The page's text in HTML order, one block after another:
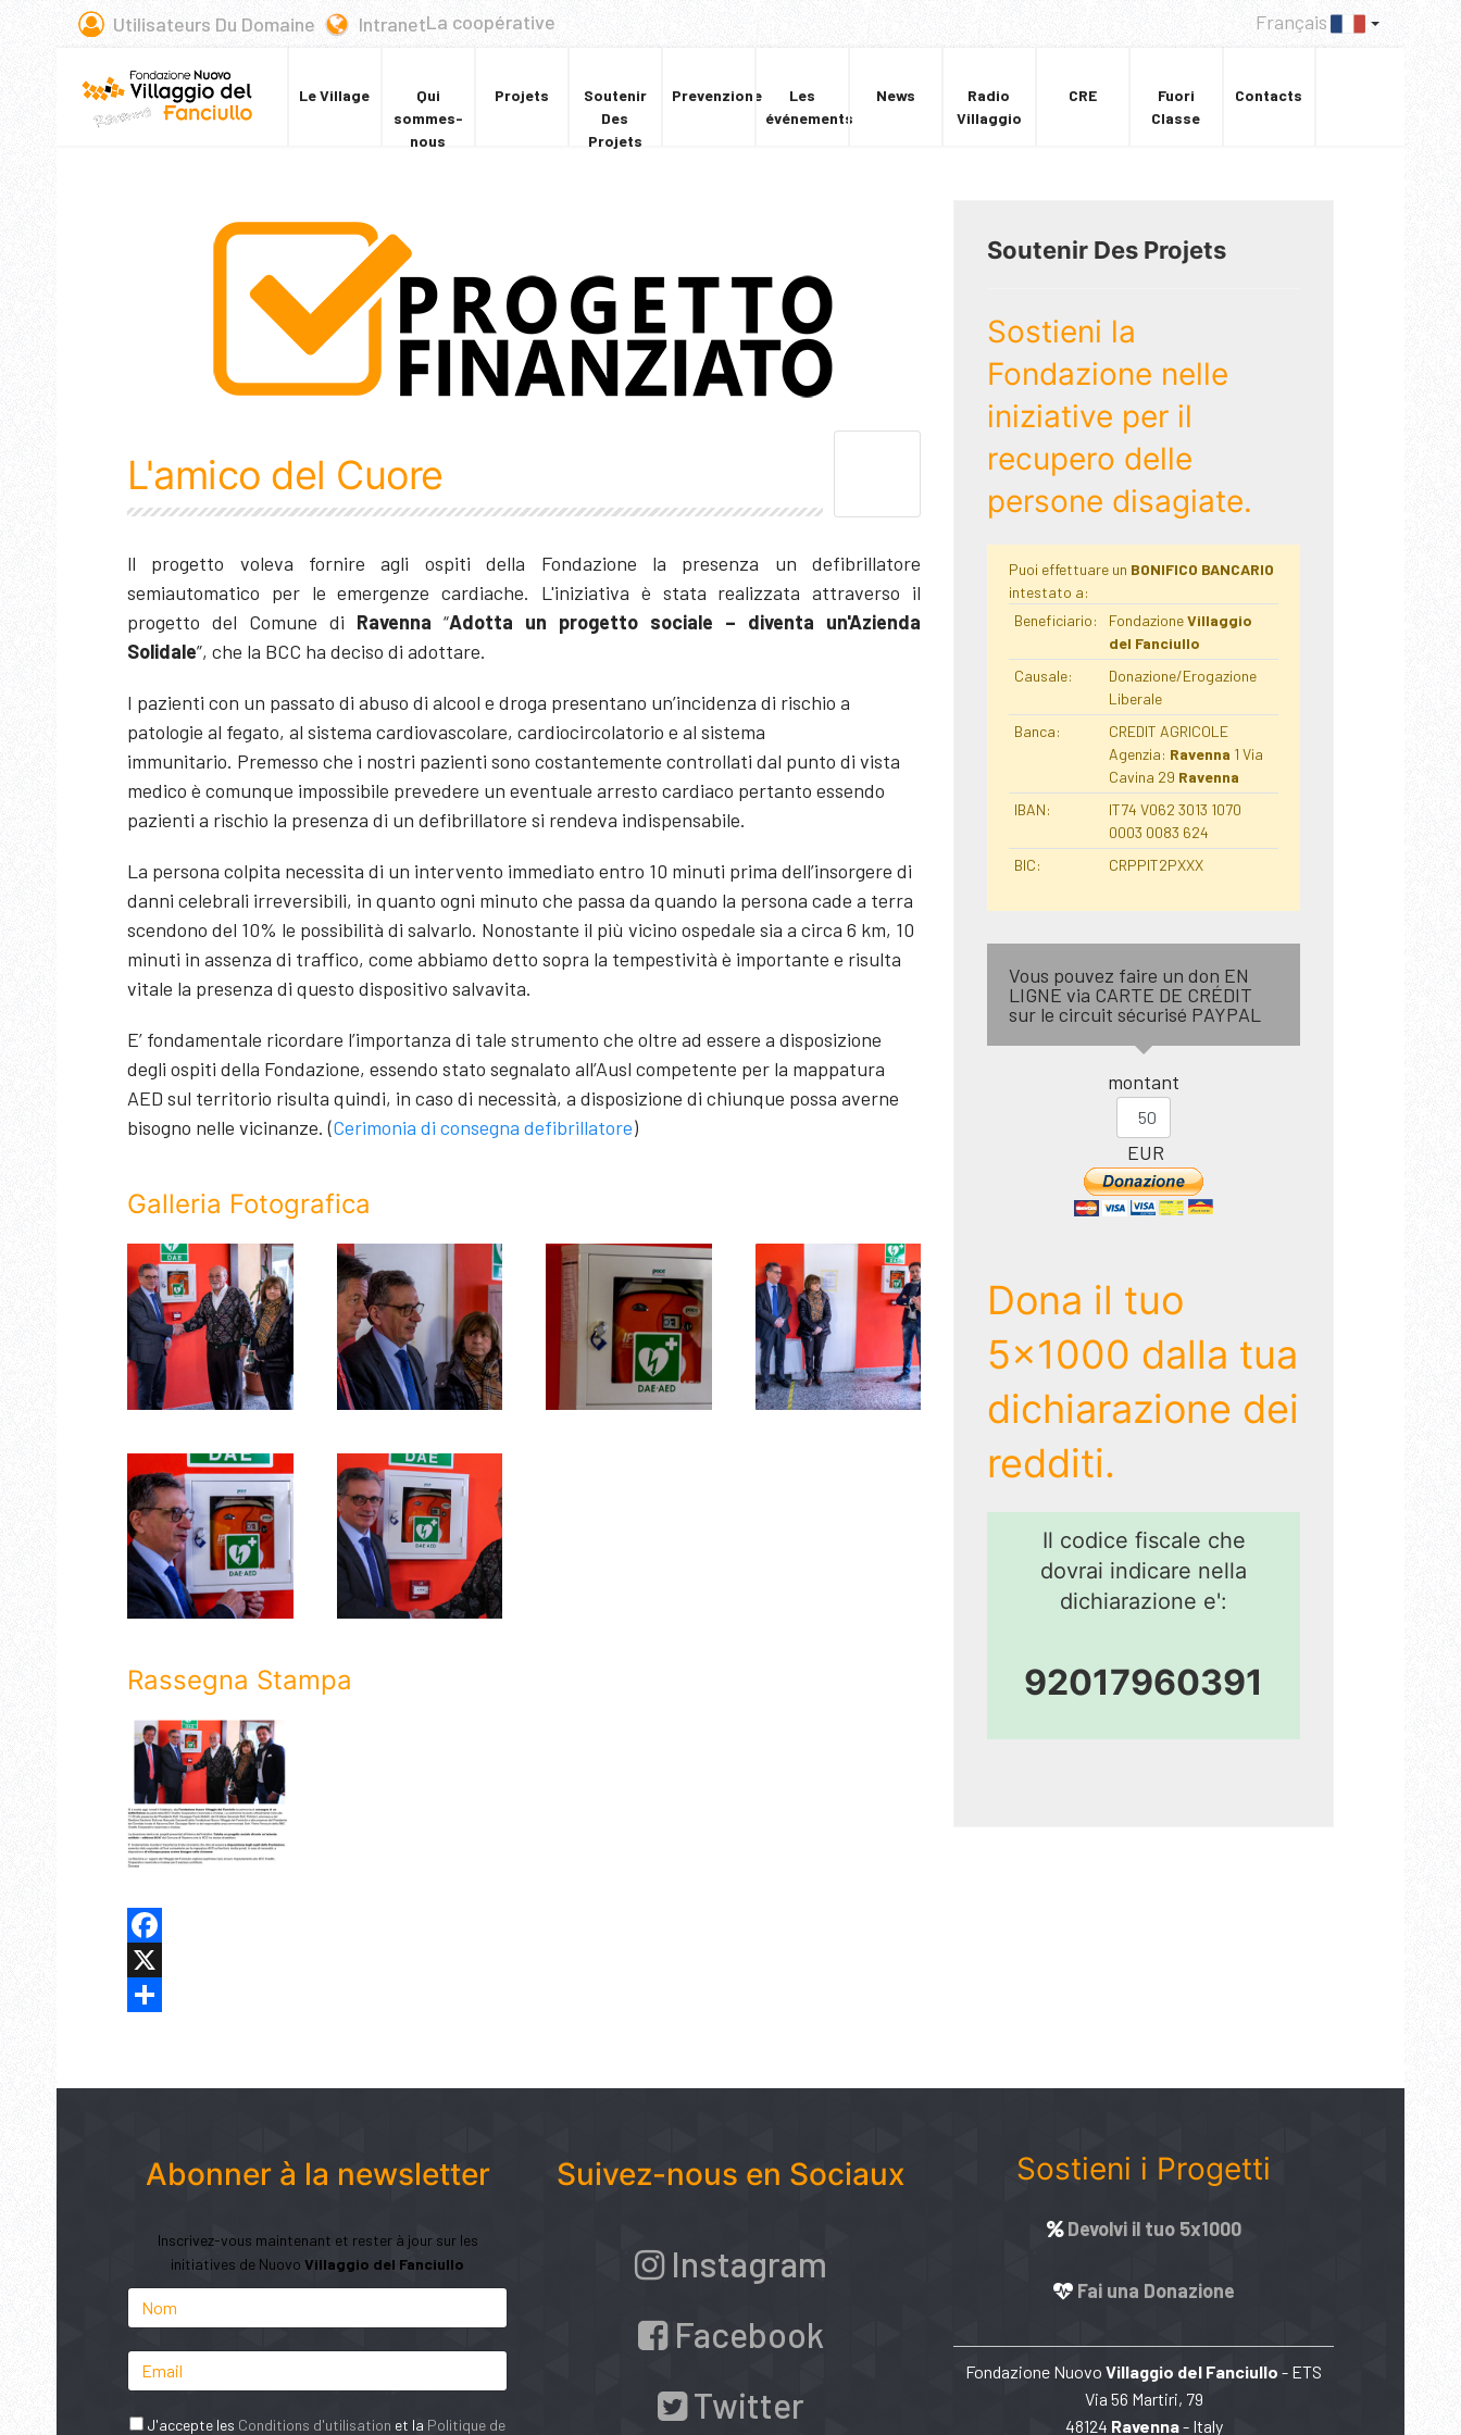
Utilisateurs Du Domaine IntranetLa coopérative Français
Le Village
Qui
sommes-
nous
Projets
Soutenir
Des
Projets
Prevenzione
Les
événements
News
Radio
Villaggio
CRE
Fuori
Classe
Contacts
L'amico del Cuore
ll progetto voleva fornire agli ospiti della Fondazione la presenza un defibrillatore
semiautomatico per le emergenze cardiache. L'iniziativa è stata realizzata attraverso il
progetto del Comune di Ravenna “Adotta un progetto sociale – diventa un'Azienda
Solidale”, che la BCC ha deciso di adottare.
I pazienti con un passato di abuso di alcool e droga presentano un’incidenza di rischio a
patologie al fegato, al sistema cardiovascolare, cardiocircolatorio e al sistema
immunitario. Premesso che i nostri pazienti sono costantemente controllati dal punto di vista
medico è comunque impossibile prevedere un eventuale arresto cardiaco pertanto essendo
pazienti a rischio la presenza di un defibrillatore si rendeva indispensabile.
La persona colpita necessita di un intervento immediato entro 10 minuti prima dell’insorgere di
danni celebrali irreversibili, in quanto ogni minuto che passa da quando la persona cade a terra
scendono del 10% le possibilità di salvarlo. Nonostante il più vicino ospedale sia a circa 6 km, 10
minuti in assenza di traffico, come abbiamo detto sopra la tempestività è importante e risulta
vitale la presenza di questo dispositivo salvavita.
E’ fondamentale ricordare l’importanza di tale strumento che oltre ad essere a disposizione
degli ospiti della Fondazione, essendo stato segnalato all’Ausl competente per la mappatura
AED sul territorio risulta quindi, in caso di necessità, a disposizione di chiunque possa averne
bisogno nelle vicinanze. (Cerimonia di consegna defibrillatore)
Galleria Fotografica
Rassegna Stampa
Facebook
X
Soutenir Des Projets
Sostieni la
Fondazione nelle
iniziative per il
recupero delle
persone disagiate.
Puoi effettuare un BONIFICO BANCARIO
intestato a:
Beneficiario:
FondazioneVillaggio
del Fanciullo
Causale:
Donazione/Erogazione
Liberale
Banca:
CREDIT AGRICOLE
Agenzia: Ravenna 1 Via
Cavina 29 Ravenna
IBAN:
IT74 V062 3013 1070
0003 0083 624
BIC:
CRPPIT2PXXX
Vous pouvez faire un don EN
LIGNE via CARTE DE CRÉDIT
sur le circuit sécurisé PAYPAL
montant
EUR
Dona il tuo
5x1000 dalla tua
dichiarazione dei
redditi.
Il codice fiscale che
dovrai indicare nella
dichiarazione e':
92017960391
Abonner à la newsletter
Inscrivez-vous maintenant et rester à jour sur les
initiatives de Nuovo Villaggio del Fanciullo
J'accepte les Conditions d'utilisation et la Politique de
Suivez-nous en Sociaux
Instagram
Facebook
Twitter
Sostieni i Progetti
Devolvi il tuo 5x1000
Fai una Donazione
Fondazione Nuovo Villaggio del Fanciullo - ETS
Via 56 Martiri, 79
48124 Ravenna- Italy